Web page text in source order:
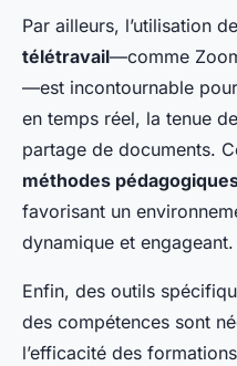
Par ailleurs, l’utilisation
télétravail—comme
—est incontournable
en temps réel, la tenue
partage de documents.
méthodes
favorisant un
dynamique et engageant.
Enfin, des outils
des compétences sont
l’efficacité des